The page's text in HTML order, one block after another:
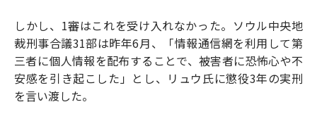
しかし、1審はこれを受け入れなかった。ソウル中央地
裁刑事合議31部は昨年6月、「情報通信網を利用して第
三者に個人情報を配布することで、被害者に恐怖心や不
安感を引き起こした」とし、リュウ氏に懲役3年の実刑
を言い渡した。